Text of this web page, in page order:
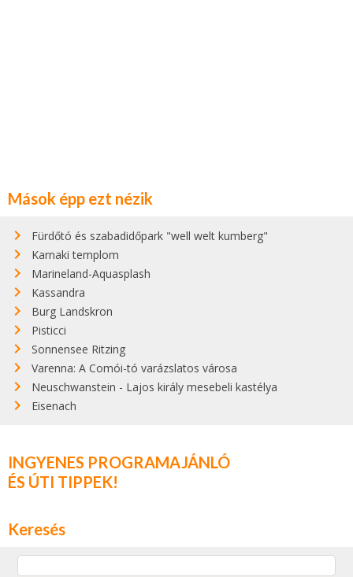
Mások épp ezt nézik
Fürdőtó és szabadidőpark "well welt kumberg"
Karnaki templom
Marineland-Aquasplash
Kassandra
Burg Landskron
Pisticci
Sonnensee Ritzing
Varenna: A Comói-tó varázslatos városa
Neuschwanstein - Lajos király mesebeli kastélya
Eisenach
INGYENES PROGRAMAJÁNLÓ
ÉS ÚTI TIPPEK!
Keresés